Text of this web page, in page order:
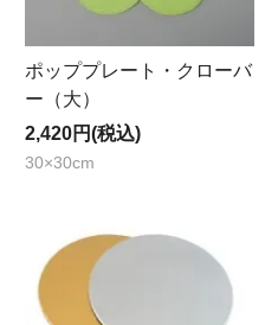
ポッププレート・クローバ
ー（大）
2,420円(税込)
30×30cm